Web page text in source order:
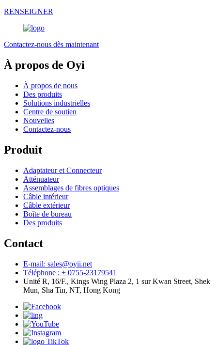
RENSEIGNER
Contactez-nous dès maintenant
À propos de Oyi
À propos de nous
Des produits
Solutions industrielles
Centre de soutien
Nouvelles
Contactez-nous
Produit
Adaptateur et Connecteur
Atténuateur
Assemblages de fibres optiques
Câble intérieur
Câble extérieur
Boîte de bureau
Des produits
Contact
E-mail: sales@oyii.net
Téléphone : + 0755-23179541
Unité R, 16/F., Kings Wing Plaza 2, 1 sur Kwan Street, Shek
Mun, Sha Tin, NT, Hong Kong